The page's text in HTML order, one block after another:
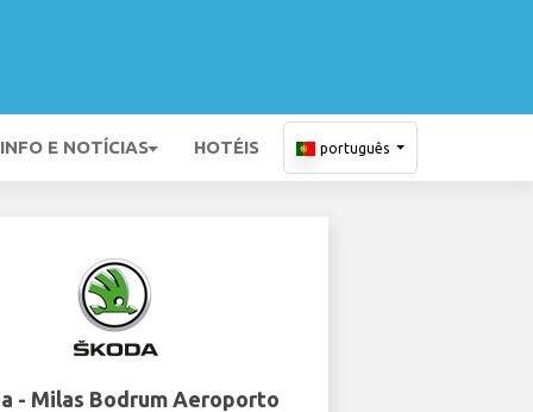
INFO E NOTÍCIAS HOTÉIS português
- Milas Bodrum Aeroporto